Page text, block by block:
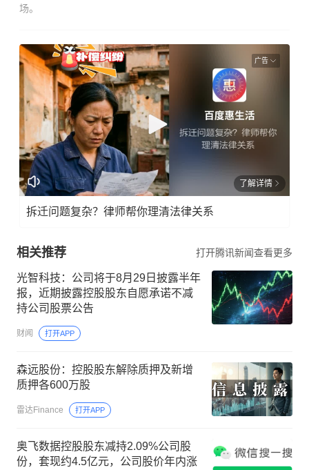
场。
广告
了解详情
拆迁问题复杂？律师帮你理清法律关系
相关推荐 打开腾讯新闻查看更多
光智科技：公司将于8月29日披露半年
报，近期披露控股股东自愿承诺不减
持公司股票公告
财闻 打开APP
森远股份：控股股东解除质押及新增
质押各600万股
雷达Finance 打开APP
奥飞数据控股股东减持2.09%公司股
份，套现约4.5亿元，公司股价年内涨